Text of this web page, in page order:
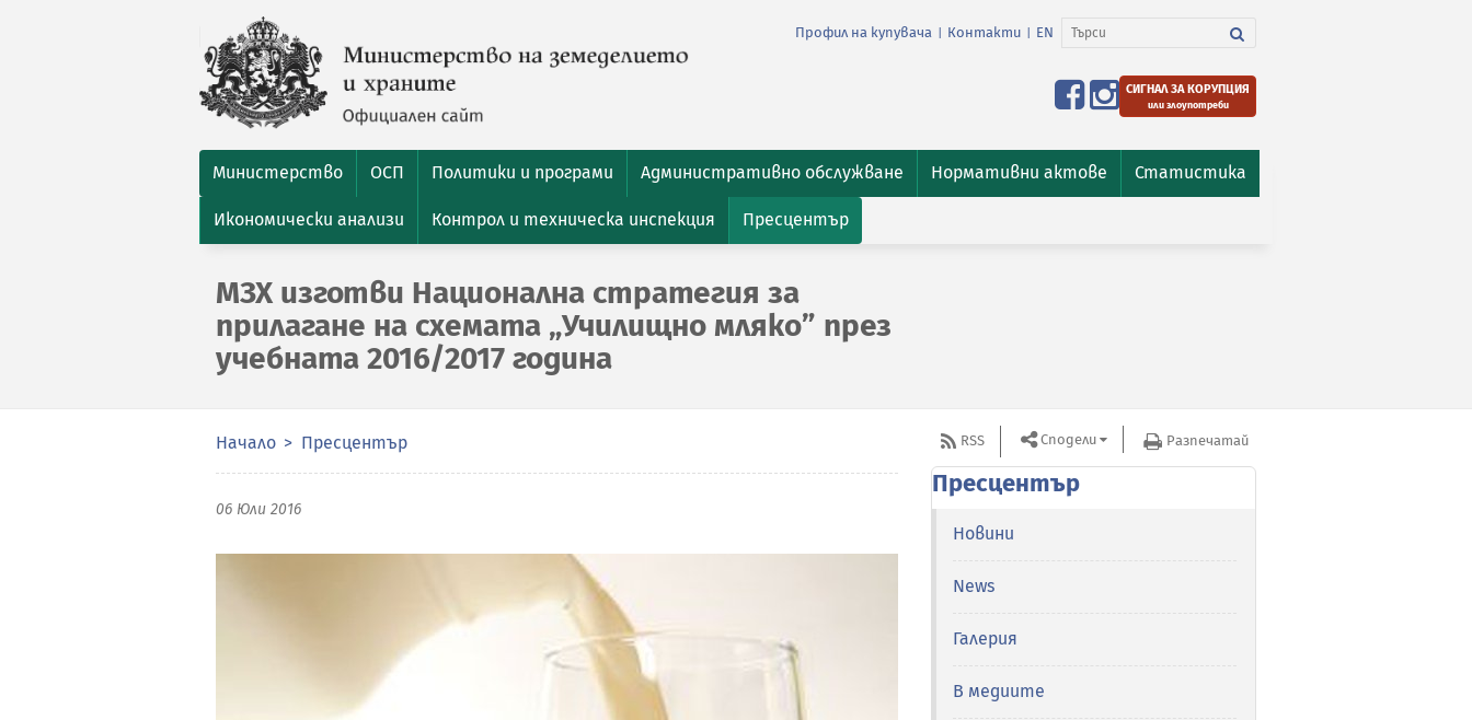
Профил на купувача Контакти EN
СИГНАЛ ЗА КОРУПЦИЯ
или злоупотреби
Министерство ОСП Политики и програми Административно обслужване Нормативни актове Статистика
Икономически анализи Контрол и техническа инспекция Пресцентър
МЗХ изготви Национална стратегия за
прилагане на схемата „Училищно мляко” през
учебната 2016/2017 година
Начало Пресцентър
06 Юли 2016
RSS Сподели Разпечатай
Пресцентър
Новини
News
Галерия
В медиите